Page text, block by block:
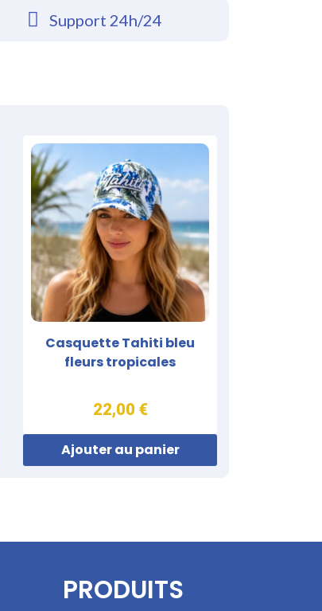
Support 24h/24
Casquette Tahiti bleu
fleurs tropicales
22,00 €
Ajouter au panier
PRODUITS